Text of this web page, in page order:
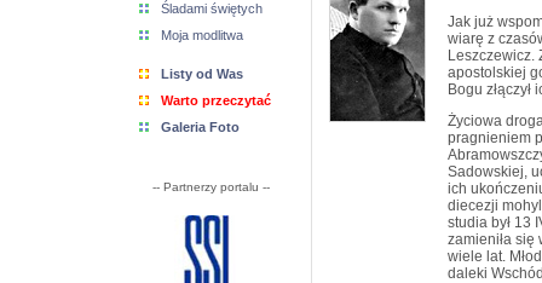
Śladami świętych
Moja modlitwa
Listy od Was
Warto przeczytać
Galeria Foto
-- Partnerzy portalu --
Jak już
wiarę z
Leszczewicz.
apostolskiej
Bogu
Życiowa
pragnieniem
Sadowskiej,
ich
diecezji
studia był 13
zamieniła
wiele lat.
daleki